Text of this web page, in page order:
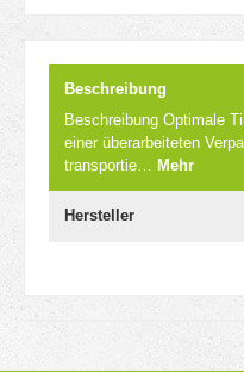
Beschreibung
Beschreibung Optimale
einer überarbeiteten
transportie… Mehr
Hersteller